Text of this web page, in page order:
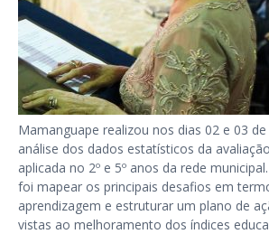
Mamanguape realizou nos dias 02 e 03
análise dos dados estatísticos da
aplicada no 2º e 5º anos da rede
foi mapear os principais desafios em
aprendizagem e estruturar um plano de
vistas ao melhoramento dos índices